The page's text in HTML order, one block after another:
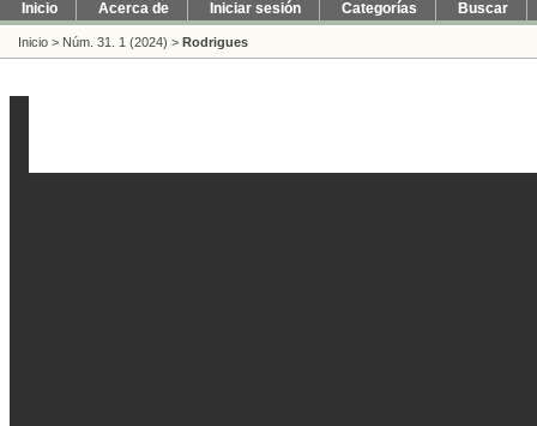
Inicio Acerca de Iniciar sesión Categorías Buscar
Inicio > Núm. 31. 1 (2024) > Rodrigues